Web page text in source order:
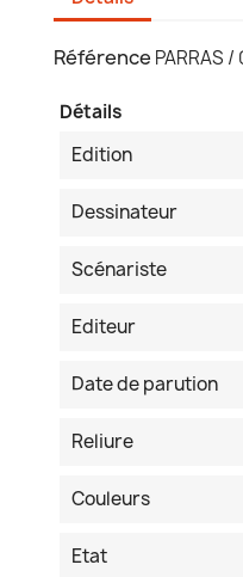
Référence PARRAS
Détails
Edition
Dessinateur
Scénariste
Editeur
Date de parution
Reliure
Couleurs
Etat